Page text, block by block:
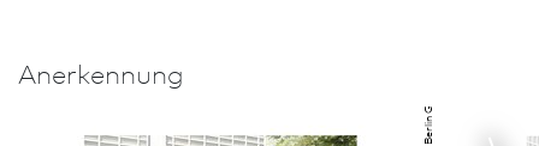
Anerkennung